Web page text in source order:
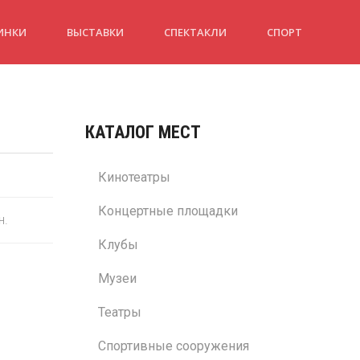
ВЫСТАВКИ СПЕКТАКЛИ СПОРТ
КАТАЛОГ МЕСТ
Кинотеатры
Концертные площадки
Клубы
Музеи
Театры
Спортивные сооружения